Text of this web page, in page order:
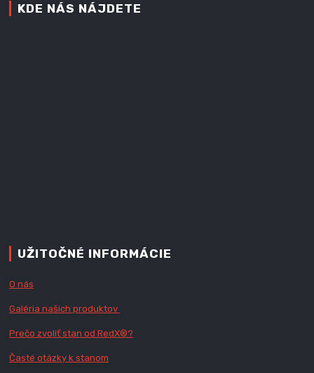
KDE NÁS NÁJDETE
UŽITOČNÉ INFORMÁCIE
O nás
Galéria našich produktov
Prečo zvoliť stan od RedX®?
Časté otázky k stanom